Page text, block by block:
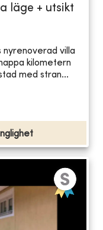
läge + utsikt
nyrenoverad villa
kilometern
med stran...